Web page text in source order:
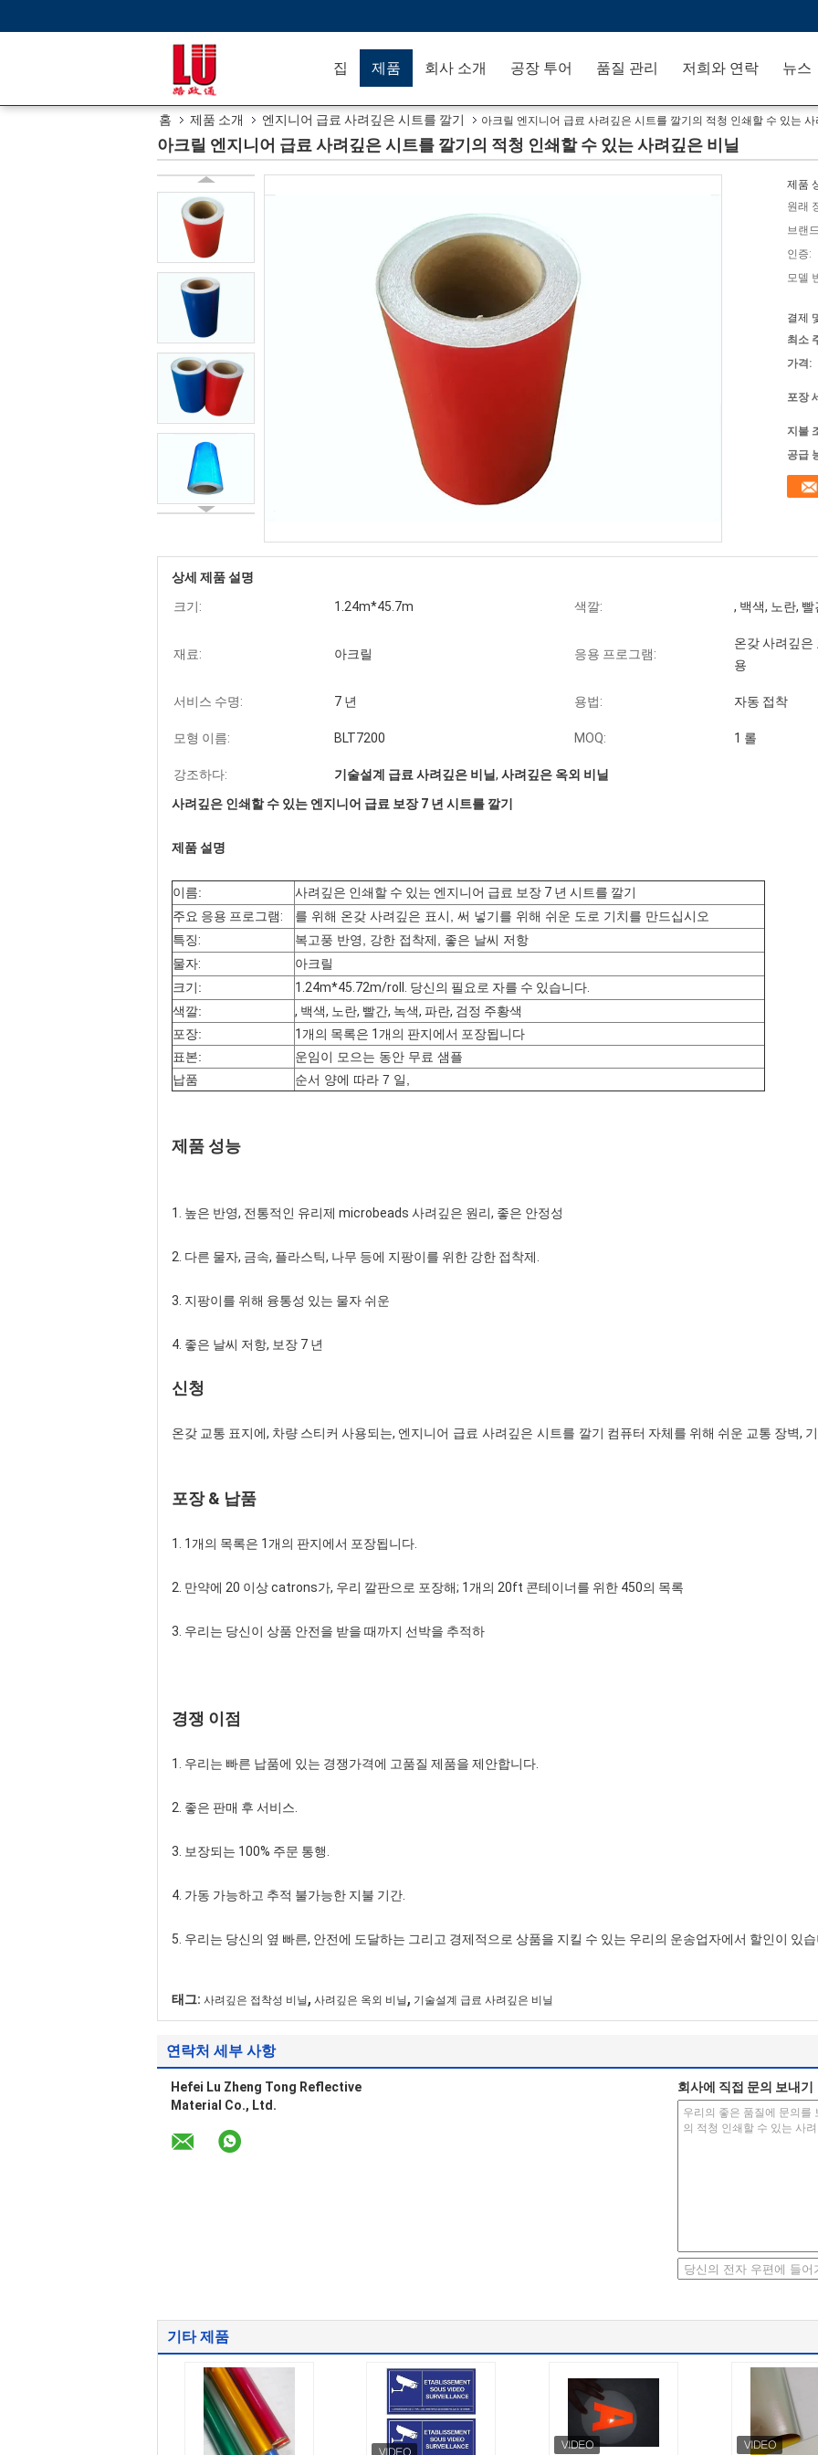
집 제품 회사 소개 공장 투어 품질 관리 저희와 연락 뉴스
홈 제품 소개 엔지니어 급료 사려깊은 시트를 깔기 아크릴 엔지니어 급료 사려깊은 시트를 깔기의 적청 인쇄할 수 있는
아크릴 엔지니어 급료 사려깊은 시트를 깔기의 적청 인쇄할 수 있는 사려깊은 비닐
제품
원래
브랜
인증:
모델
결제
최소
가격:
포장
지불
공급
상세 제품 설명
크기:
1.24m*45.7m 색깔: , 백색, 노란,
재료: 아크릴 응용 프로그램:
온갖 사려깊은
용
서비스 수명: 7 년 용법: 자동 접착
모형 이름: BLT7200 MOQ: 1 롤
강조하다: 기술설계 급료 사려깊은 비닐, 사려깊은 옥외 비닐
사려깊은 인쇄할 수 있는 엔지니어 급료 보장 7 년 시트를 깔기
제품 설명
이름:
사려깊은 인쇄할 수 있는 엔지니어 급료 보장 7 년 시트를 깔기
주요 응용 프로그램:
를 위해 온갖 사려깊은 표시, 써 넣기를 위해 쉬운 도로 기치를 만드십시오
특징:
복고풍 반영, 강한 접착제, 좋은 날씨 저항
물자:
아크릴
크기:
1.24m*45.72m/roll. 당신의 필요로 자를 수 있습니다.
색깔:
, 백색, 노란, 빨간, 녹색, 파란, 검정 주황색
포장:
1개의 목록은 1개의 판지에서 포장됩니다
표본:
운임이 모으는 동안 무료 샘플
납품
순서 양에 따라 7 일,
제품 성능
1. 높은 반영, 전통적인 유리제 microbeads 사려깊은 원리, 좋은 안정성
2. 다른 물자, 금속, 플라스틱, 나무 등에 지팡이를 위한 강한 접착제.
3. 지팡이를 위해 융통성 있는 물자 쉬운
4. 좋은 날씨 저항, 보장 7 년
신청
온갖 교통 표지에, 차량 스티커 사용되는, 엔지니어 급료 사려깊은 시트를 깔기 컴퓨터 자체를 위해 쉬운 교통 장벽,
포장 & 납품
1. 1개의 목록은 1개의 판지에서 포장됩니다.
2. 만약에 20 이상 catrons가, 우리 깔판으로 포장해; 1개의 20ft 콘테이너를 위한 450의 목록
3. 우리는 당신이 상품 안전을 받을 때까지 선박을 추적하
경쟁 이점
1. 우리는 빠른 납품에 있는 경쟁가격에 고품질 제품을 제안합니다.
2. 좋은 판매 후 서비스.
3. 보장되는 100% 주문 통행.
4. 가동 가능하고 추적 불가능한 지불 기간.
5. 우리는 당신의 옆 빠른, 안전에 도달하는 그리고 경제적으로 상품을 지킬 수 있는 우리의 운송업자에서 할인이 있
태그: 사려깊은 접착성 비닐 , 사려깊은 옥외 비닐 , 기술설계 급료 사려깊은 비닐
연락처 세부 사항
Hefei Lu Zheng Tong Reflective
Material Co., Ltd.
회사에 직접 문의 보내기
기타 제품